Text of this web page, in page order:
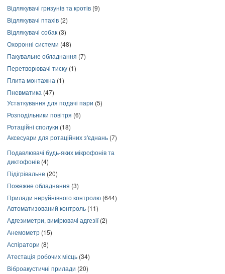
Відлякувачі гризунів та кротів (9)
Відлякувачі птахів (2)
Відлякувачі собак (3)
Охоронні системи (48)
Пакувальне обладнання (7)
Перетворювачі тиску (1)
Плита монтажна (1)
Пневматика (47)
Устаткування для подачі пари (5)
Розподільники повітря (6)
Ротаційні сполуки (18)
Аксесуари для ротаційних з'єднань (7)
Подавлювачі будь-яких мікрофонів та
диктофонів (4)
Підігрівальне (20)
Пожежне обладнання (3)
Прилади неруйнівного контролю (644)
Автоматизований контроль (11)
Адгезиметри, вимірювачі адгезії(2)
Анемометр (15)
Аспіратори (8)
Атестація робочих місць (34)
Віброакустичні прилади (20)